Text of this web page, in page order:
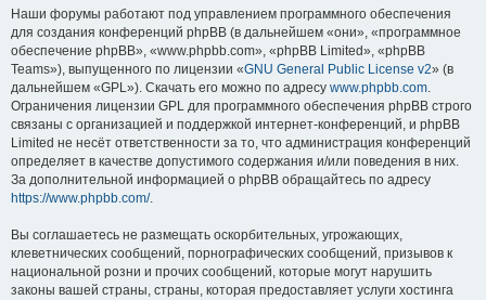
Наши форумы работают под управлением программного обеспечения
для создания конференций phpBB (в дальнейшем «они», «программное
обеспечение phpBB», «www.phpbb.com», «phpBB Limited», «phpBB
Teams»), выпущенного по лицензии «GNU General Public License v2» (в
дальнейшем «GPL»). Скачать его можно по адресу www.phpbb.com.
Ограничения лицензии GPL для программного обеспечения phpBB строго
связаны с организацией и поддержкой интернет-конференций, и phpBB
Limited не несёт ответственности за то, что администрация конференций
определяет в качестве допустимого содержания и/или поведения в них.
За дополнительной информацией о phpBB обращайтесь по адресу
https://www.phpbb.com/.
Вы соглашаетесь не размещать оскорбительных, угрожающих,
клеветнических сообщений, порнографических сообщений, призывов к
национальной розни и прочих сообщений, которые могут нарушить
законы вашей страны, страны, которая предоставляет услуги хостинга